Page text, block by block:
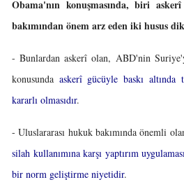
Obama'nın konuşmasında, biri
bakımından önem arz eden iki husus
- Bunlardan askerî olan, ABD'nin
konusunda askerî gücüyle baskı
kararlı olmasıdır.
- Uluslararası hukuk bakımında önemli
silah kullanımına karşı yaptırım
bir norm geliştirme niyetidir.